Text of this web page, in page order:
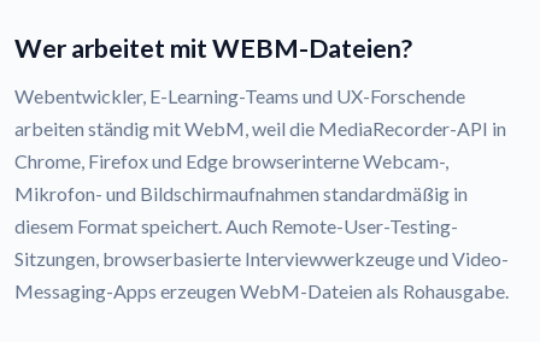
Wer arbeitet mit WEBM-Dateien?
Webentwickler, E-Learning-Teams und UX-Forschende
arbeiten ständig mit WebM, weil die MediaRecorder-API in
Chrome, Firefox und Edge browserinterne Webcam-,
Mikrofon- und Bildschirmaufnahmen standardmäßig in
diesem Format speichert. Auch Remote-User-Testing-
Sitzungen, browserbasierte Interviewwerkzeuge und Video-
Messaging-Apps erzeugen WebM-Dateien als Rohausgabe.